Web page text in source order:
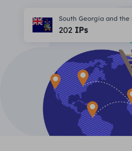
Проверка рекламы
Веб-скрапинг и
Посмотреть
БЕСПЛАТНЫЕ ИНСТРУМЕНТЫ
Прокси-проверка
Список бесплатных
МЕСТОПОЛОЖЕНИЯ
Соединенные Штаты
Руководство
ИНТЕГРАЦИИ
Больше
中文
Việt Nam
Deutsch
Indonesia
НаслаждатьсяСкидка 77%
Жилье $0/ГБ
Авторизоваться
South Georgia and the
202IPs